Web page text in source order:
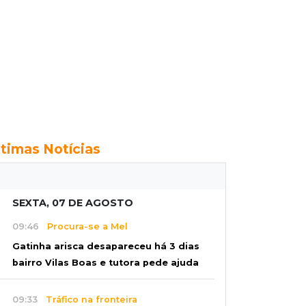
Notícias
SEXTA, 07 DE AGOSTO
09:46 Procura-se a Mel
Gatinha arisca desapareceu há 3 dias
bairro Vilas Boas e tutora pede ajuda
09:33 Tráfico na fronteira